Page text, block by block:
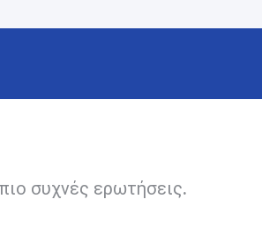
συχνές ερωτήσεις.